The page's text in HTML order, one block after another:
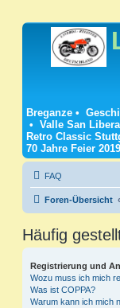
Breganze •
• Valle San
Retro Classic
70 Jahre Feier 2019
FAQ
Foren-Übersicht
Häufig
Registrierung und
Wozu muss ich mich
Was ist COPPA?
Warum kann ich mich